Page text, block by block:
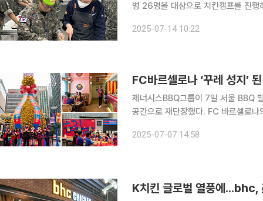
병 26명을 대상으로 치킨캠프를 진행하고
산업에 대한 소비자들의 관심을 넓히
2025-07-14 10:22
FC바르셀로나 ‘꾸레 성지’
제너시스BBQ그룹이 7일 서울 BBQ
공간으로 재단장했다. FC 바르셀로나의 열성 팬을 뜻하는 '꾸레'(Culé) 의견을 반영해 꾸몄다. 꾸레
2025-07-07 14:58
K치킨 글로벌 열풍에...bhc,